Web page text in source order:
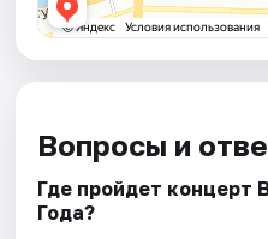
Вопросы и
Где пройдет концерт
Года?